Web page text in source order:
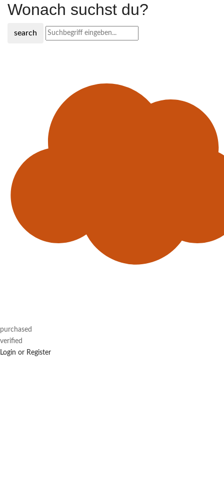
Wonach suchst du?
search
purchased
verified
Login or Register